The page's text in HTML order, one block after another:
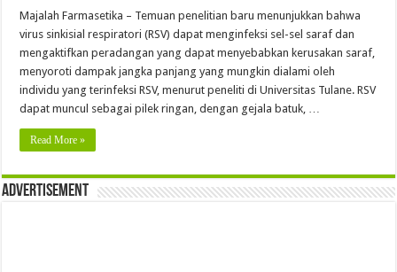
Majalah Farmasetika – Temuan penelitian baru menunjukkan bahwa
virus sinkisial respiratori (RSV) dapat menginfeksi sel-sel saraf dan
mengaktifkan peradangan yang dapat menyebabkan kerusakan saraf,
menyoroti dampak jangka panjang yang mungkin dialami oleh
individu yang terinfeksi RSV, menurut peneliti di Universitas Tulane. RSV
dapat muncul sebagai pilek ringan, dengan gejala batuk, …
Read More »
Advertisement